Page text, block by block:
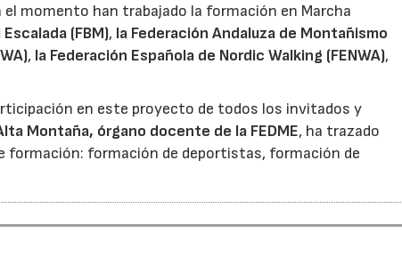
momento han trabajado la formación en Marcha
(FBM), la Federación Andaluza de Montañismo
, la Federación Española de Nordic Walking (FENWA),
en este proyecto de todos los invitados y
Montaña, órgano docente de la FEDME, ha trazado
formación: formación de deportistas, formación de